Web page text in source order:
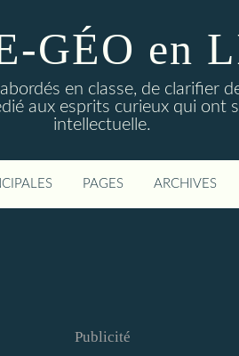
GÉO en
en classe, de clarifier
aux esprits curieux qui ont
intellectuelle.
PAGES ARCHIVES
Publicité